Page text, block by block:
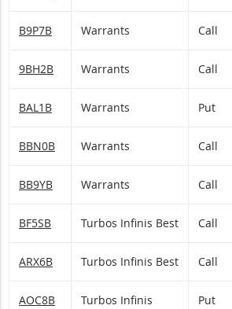
B9P7B Warrants Call
9BH2B Warrants Call
BAL1B Warrants Put
BBN0B Warrants Call
BB9YB Warrants Call
BF5SB Turbos Infinis Best Call
ARX6B Turbos Infinis Best Call
AOC8B Turbos Infinis Put